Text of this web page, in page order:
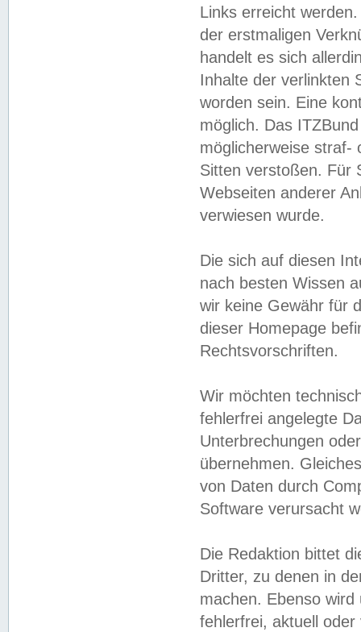
Links erreicht
der erstmaligen
handelt es sich
Inhalte der verlinkten
worden sein. Eine
möglich. Das
möglicherweise straf-
Sitten verstoßen. Für
Webseiten anderer
verwiesen wurde.
Die sich auf diesen
nach besten Wissen
wir keine Gewähr für
dieser Homepage
Rechtsvorschriften.
Wir möchten
fehlerfrei angelegte
Unterbrechungen
übernehmen.
von Daten durch
Software verursacht
Die Redaktion bittet
Dritter, zu denen in
machen. Ebenso
fehlerfrei, aktuell oder